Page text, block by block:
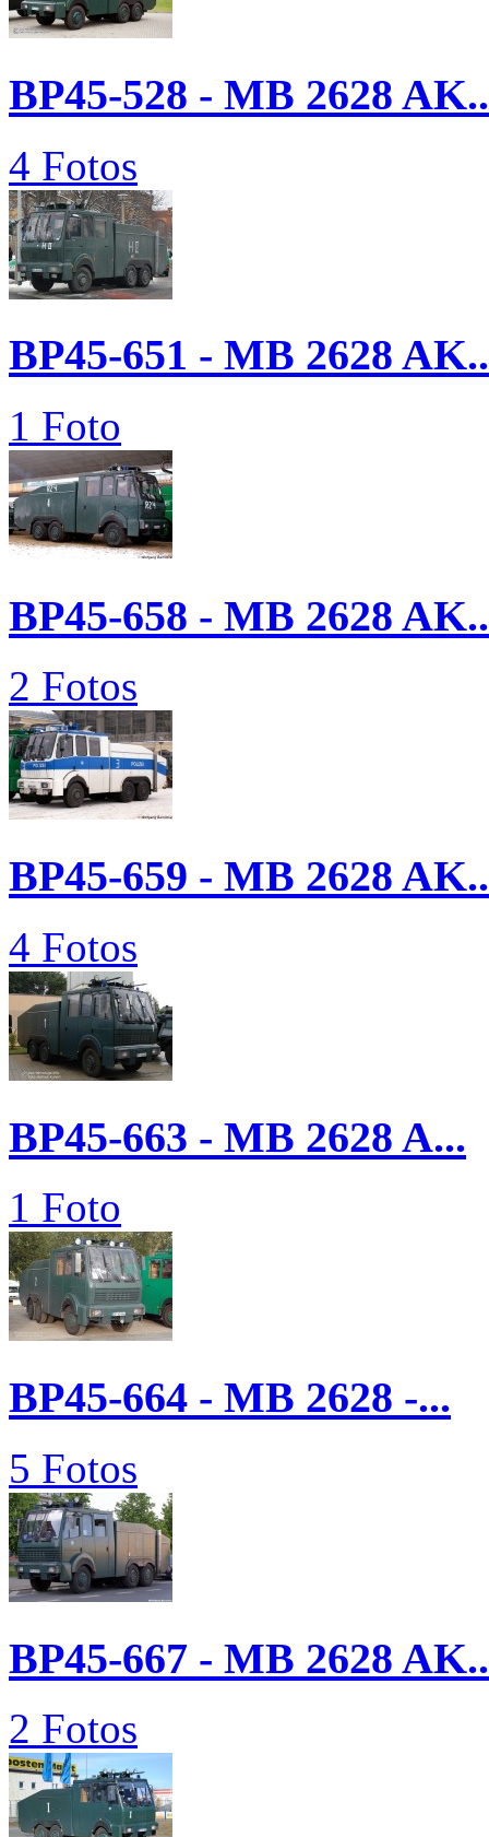
BP45-528 - MB 2628
4 Fotos
BP45-651 - MB 2628
1 Foto
BP45-658 - MB 2628
2 Fotos
BP45-659 - MB 2628
4 Fotos
BP45-663 - MB 2628 A...
1 Foto
BP45-664 - MB 2628 -...
5 Fotos
BP45-667 - MB 2628
2 Fotos